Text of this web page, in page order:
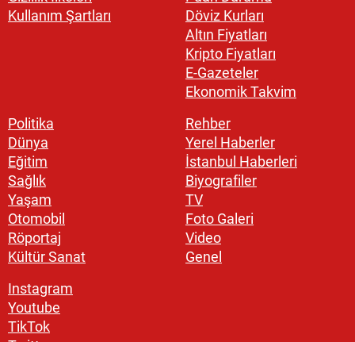
Kullanım Şartları
Döviz Kurları
Altın Fiyatları
Kripto Fiyatları
E-Gazeteler
Ekonomik Takvim
Politika
Dünya
Eğitim
Sağlık
Yaşam
Otomobil
Röportaj
Kültür Sanat
Rehber
Yerel Haberler
İstanbul Haberleri
Biyografiler
TV
Foto Galeri
Video
Genel
Instagram
Youtube
TikTok